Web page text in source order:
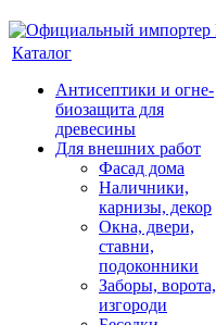
Каталог
Антисептики и огне-
биозащита для
древесины
Для внешних работ
Фасад дома
Наличники,
карнизы, декор
Окна, двери,
ставни,
подоконники
Заборы, ворота,
изгороди